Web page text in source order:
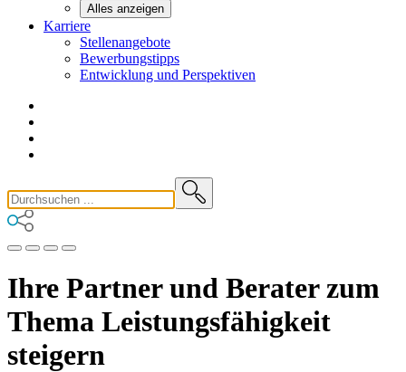
Alles anzeigen
Karriere
Stellenangebote
Bewerbungstipps
Entwicklung und Perspektiven
Ihre Partner und Berater zum
Thema Leistungsfähigkeit
steigern